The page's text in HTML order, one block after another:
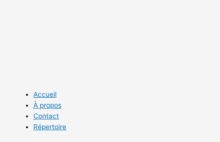
Accueil
À propos
Contact
Répertoire